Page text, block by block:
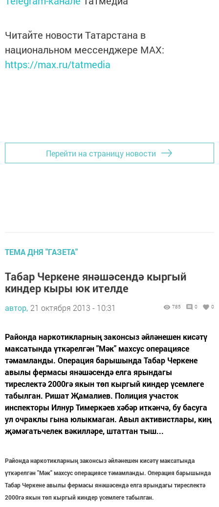
Читайте новости Татарстана в
национальном мессенджере MАХ:
https://max.ru/tatmedia
Перейти на страницу новости
ТЕМА ДНЯ "ГАЗЕТА"
Табар Черкене янәшәсендә кыргый
киндер кыры юк ителде
автор, 21 октября 2013 - 10:31 785 0 0
Районда наркотикларның законсыз әйләнешен кисәтү
максатында үткәрелгән "Мәк" махсус операциясе
тәмамланды. Операция барышында Табар Черкене
авылы фермасы янәшәсендә елга ярындагы
тиреслектә 2000гә якын төп кыргый киндер үсемлеге
табылган. Ришат Җамалиев. Полиция участок
инспекторы Илнур Тимеркәев хәбәр иткәнчә, бу басуга
ул очраклы гына юлыкмаган. Авыл активистлары, киң
җәмәгатьчелек вәкилләре, штаттан тыш...
Районда наркотикларның законсыз әйләнешен кисәтү максатында
үткәрелгән "Мәк" махсус операциясе тәмамланды. Операция барышында
Табар Черкене авылы фермасы янәшәсендә елга ярындагы тиреслектә
2000гә якын төп кыргый киндер үсемлеге табылган.